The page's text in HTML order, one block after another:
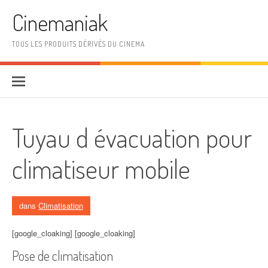
Cinemaniak
TOUS LES PRODUITS DÉRIVÉS DU CINEMA
Tuyau d évacuation pour
climatiseur mobile
dans Climatisation
[google_cloaking] [google_cloaking]
Pose de climatisation